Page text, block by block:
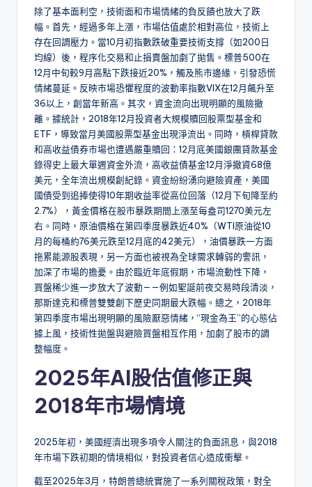
除了基本面利空，技術面和市場情緒的負反饋也放大了跌
幅。首先，經過多年上漲，市場估值處於相對高位，技術上
存在回調壓力。當10月初指數跌破重要技術支撐（如200日
均線）後，程序化交易和止損賣盤加劇了拋售。標普500在
12月中旬較9月高點下跌接近20%，觸及熊市邊緣，引發恐慌
情緒蔓延。反映市場恐懼程度的波動率指數VIX在12月飆升至
36以上，創當年新高。其次，資金流向出現明顯的風險撤
離。據統計，2018年12月投資者大規模贖回股票型基金和
ETF，導致當月美國股票型基金出現淨流出。同時，槓桿貸款
和高收益債券市場也遭遇嚴重贖回：12月底美國銀團貸款基金
錄得史上最大單週資金外流，高收益債基金12月淨撤資68億
美元，全年流出規模創紀錄。資金紛紛湧向避險資產，美國
國債受到追捧使得10年期收益率從高位回落（12月下旬降至約
2.7%），黃金價格在股市暴跌期間上漲至每盎司1270美元左
右。同時，原油價格在第四季度暴跌近40%（WTI原油從10
月的每桶約76美元跌至12月底的42美元），油價暴跌一方面
拖累能源股表現，另一方面也被視為全球需求轉弱的警訊，
加深了市場的擔憂。由於臨近年底假期，市場流動性下降，
買盤稀少進一步放大了波動——例如聖誕前夜交易時段清淡，
那斯達克和標普雙雙創下歷史同期最大跌幅。總之，2018年
第四季度市場出現明顯的風險厭惡情緒，“現金為王”的心態佔
據上風，技術性拋盤與避險買盤相互作用，加劇了股市的調
整幅度。
2025年AI股估值修正與
2018年市場情境
2025年初，美國經濟出現多項令人關注的負面訊息，與2018
年市場下跌初期的情境相似，對投資者信心造成衝擊。​
​截至2025年3月，特朗普總統實施了一系列關稅政策，對全